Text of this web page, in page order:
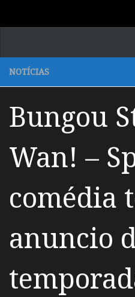
NOTÍCIAS
Bungou
Wan! –
comédia
anuncio